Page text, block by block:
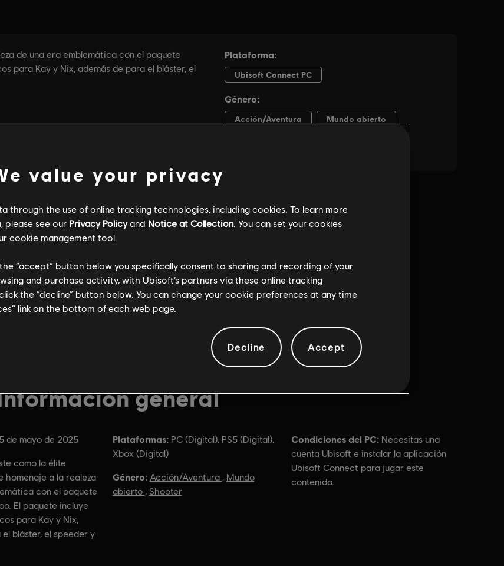
general
de mayo de 2025
como la élite
homenaje a la realeza
con el paquete
El paquete incluye
para Kay y Nix,
bláster, el speeder y
Plataformas: PC (Digital), PS5 (Digital),
Xbox (Digital)
Género: Acción/Aventura , Mundo
abierto , Shooter
Condiciones del PC: Necesitas una
cuenta Ubisoft e instalar la aplicación
Ubisoft Connect para jugar este
contenido.
value your privacy
through the use of online tracking technologies, including cookies. To learn more
please see our Privacy Policyand Notice at Collection. You can set your cookies
cookie management tool.
“accept” button below you specifically consent to sharing and recording of your
and purchase activity, with Ubisoft’s partners via these online tracking
the “decline” button below. You can change your cookie preferences at any time
link on the bottom of each web page.
Decline Accept